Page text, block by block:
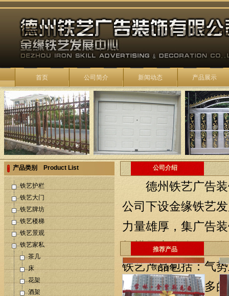
首页 公司简介 新闻动态 产品展示
公司介绍
德州铁艺广告装
公司下设金缘铁艺
力量雄厚，集广告
规模最大的公司，
铁艺产品包括：气
艺大门、样式众多
推荐产品
铁艺护栏
铁艺楼梯
产品类别 Product List
铁艺护栏
铁艺大门
铁艺牌坊
铁艺楼梯
铁艺景观
铁艺家私
茶几
床
花架
酒架